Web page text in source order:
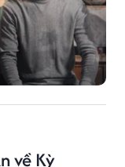
về Kỳ